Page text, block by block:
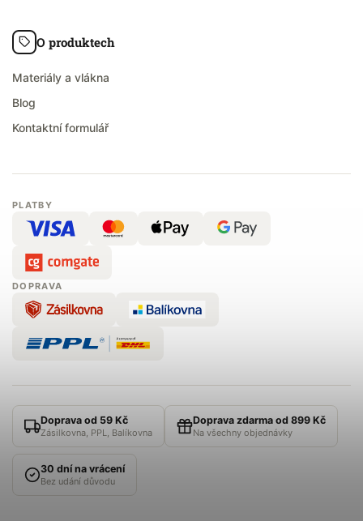
O produktech
Materiály a vlákna
Blog
Kontaktní formulář
PLATBY
DOPRAVA
Doprava od 59 Kč
Zásilkovna, PPL, Balíkovna
Doprava zdarma od 899 Kč
Na všechny objednávky
30 dní na vrácení
Bez udání důvodu